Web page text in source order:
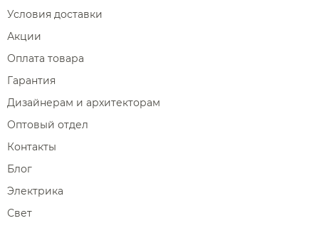
Условия доставки
Акции
Оплата товара
Гарантия
Дизайнерам и архитекторам
Оптовый отдел
Контакты
Блог
Электрика
Свет